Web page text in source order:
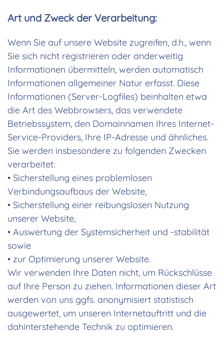
Art und Zweck der Verarbeitung:
Wenn Sie auf unsere Website zugreifen, d.h., wenn
Sie sich nicht registrieren oder anderweitig
Informationen übermitteln, werden automatisch
Informationen allgemeiner Natur erfasst. Diese
Informationen (Server-Logfiles) beinhalten etwa
die Art des Webbrowsers, das verwendete
Betriebssystem, den Domainnamen Ihres Internet-
Service-Providers, Ihre IP-Adresse und ähnliches.
Sie werden insbesondere zu folgenden Zwecken
verarbeitet:
• Sicherstellung eines problemlosen
Verbindungsaufbaus der Website,
• Sicherstellung einer reibungslosen Nutzung
unserer Website,
• Auswertung der Systemsicherheit und -stabilität
sowie
• zur Optimierung unserer Website.
Wir verwenden Ihre Daten nicht, um Rückschlüsse
auf Ihre Person zu ziehen. Informationen dieser Art
werden von uns ggfs. anonymisiert statistisch
ausgewertet, um unseren Internetauftritt und die
dahinterstehende Technik zu optimieren.